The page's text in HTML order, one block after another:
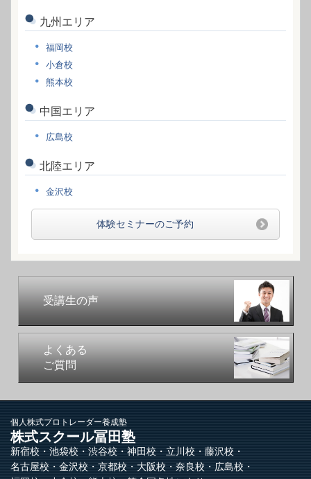
九州エリア
福岡校
小倉校
熊本校
中国エリア
広島校
北陸エリア
金沢校
体験セミナーのご予約
受講生の声
よくある
ご質問
個人株式プロトレーダー養成塾
株式スクール冨田塾
新宿校・池袋校・渋谷校・神田校・立川校・藤沢校・
名古屋校・金沢校・京都校・大阪校・奈良校・広島校・